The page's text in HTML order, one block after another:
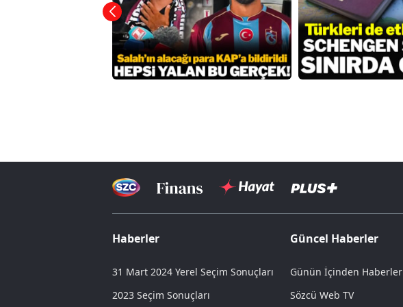
Haberler
31 Mart 2024 Yerel Seçim Sonuçları
2023 Seçim Sonuçları
Güncel Haberler
Günün İçinden Haberler
Sözcü Web TV